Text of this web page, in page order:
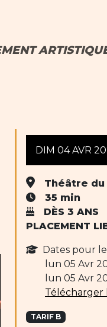
DIM 04 AVR
Théâtre
35 min
DÈS 3 ANS
PLACEMENT
Dates pour
lun 05 Avr
lun 05 Avr
Télécharger
TARIF B